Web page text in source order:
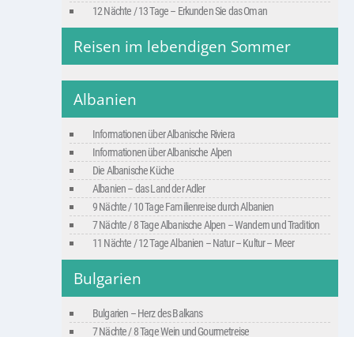
12 Nächte / 13 Tage – Erkunden Sie das Oman
Reisen im lebendigen Sommer
Albanien
Informationen über Albanische Riviera
Informationen über Albanische Alpen
Die Albanische Küche
Albanien – das Land der Adler
9 Nächte / 10 Tage Familienreise durch Albanien
7 Nächte / 8 Tage Albanische Alpen – Wandern und Tradition
11 Nächte / 12 Tage Albanien – Natur – Kultur – Meer
Bulgarien
Bulgarien – Herz des Balkans
7 Nächte / 8 Tage Wein und Gourmetreise